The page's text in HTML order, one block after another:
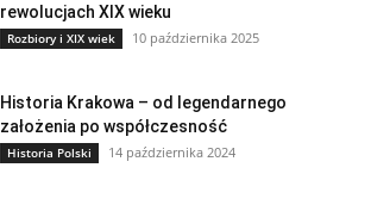
rewolucjach XIX wieku
Rozbiory i XIX wiek 10 października 2025
Historia Krakowa – od legendarnego
założenia po współczesność
Historia Polski 14 października 2024